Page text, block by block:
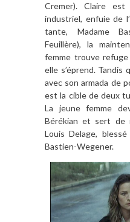
Cremer). Claire
industriel, enfuie de
tante, Madame
Feuillère), la
femme trouve
elle s’éprend.
avec son armada de
est la cible de deux
La jeune femme
Bérékian et sert de
Louis Delage,
Bastien-Wegener.